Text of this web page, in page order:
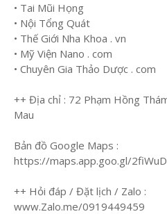
• Tai Mũi Họng
• Nội Tổng Quát
• Thế Giới Nha Khoa . vn
• Mỹ Viện Nano . com
• Chuyên Gia Thảo Dược . com
++ Địa chỉ : 72 Phạm Hồng
Mau
Bản đồ Google Maps :
https://maps.app.goo.gl/
++ Hỏi đáp / Đặt lịch / Zalo :
www.Zalo.me/0919449459